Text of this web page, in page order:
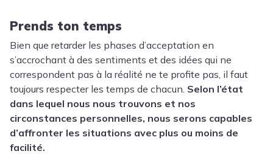
Prends ton temps
Bien que retarder les phases d’acceptation en
s’accrochant à des sentiments et des idées qui ne
correspondent pas à la réalité ne te profite pas, il faut
toujours respecter les temps de chacun. Selon l’état
dans lequel nous nous trouvons et nos
circonstances personnelles, nous serons capables
d’affronter les situations avec plus ou moins de
facilité.